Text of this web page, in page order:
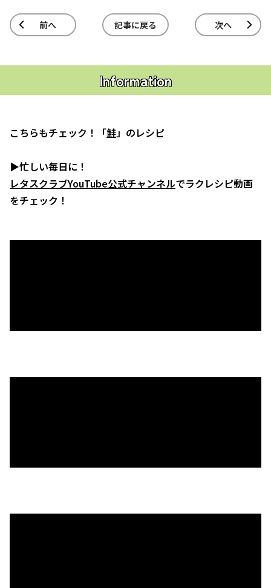
前へ 記事に戻る 次へ
Information
こちらもチェック！「鮭」のレシピ
▶忙しい毎日に！
レタスクラブYouTube公式チャンネルでラクレシピ動画
をチェック！